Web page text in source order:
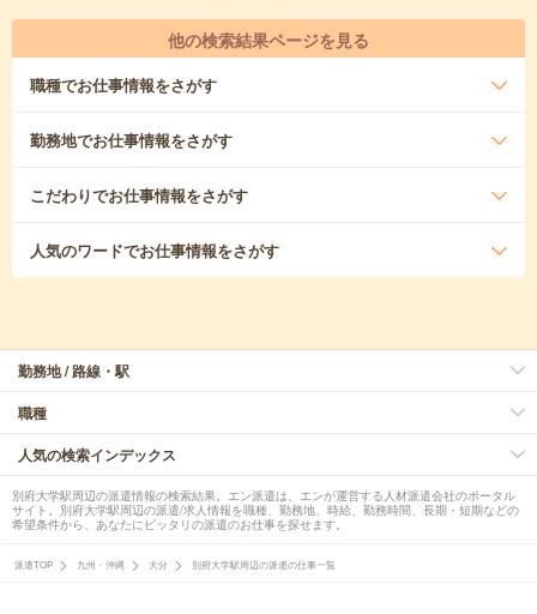
他の検索結果ページを見る
職種でお仕事情報をさがす
勤務地でお仕事情報をさがす
こだわりでお仕事情報をさがす
人気のワードでお仕事情報をさがす
勤務地 / 路線・駅
職種
人気の検索インデックス
別府大学駅周辺の派遣情報の検索結果。エン派遣は、エンが運営する人材派遣会社のポータル
サイト。別府大学駅周辺の派遣/求人情報を職種、勤務地、時給、勤務時間、長期・短期などの
希望条件から、あなたにピッタリの派遣のお仕事を探せます。
派遣TOP 九州・沖縄 大分 別府大学駅周辺の派遣の仕事一覧